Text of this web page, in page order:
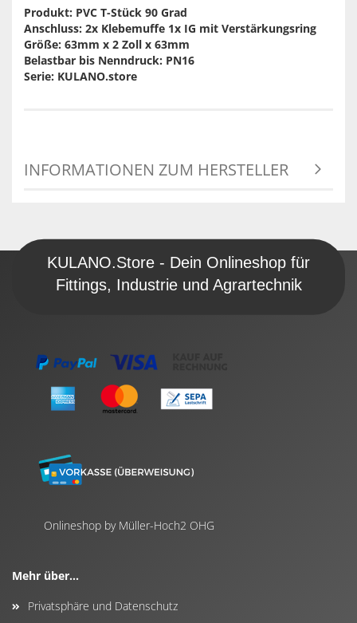
Produkt: PVC T-Stück 90 Grad
Anschluss: 2x Klebemuffe 1x IG mit Verstärkungsring
Größe: 63mm x 2 Zoll x 63mm
Belastbar bis Nenndruck: PN16
Serie: KULANO.store
INFORMATIONEN ZUM HERSTELLER
KULANO.Store - Dein Onlineshop für
Fittings, Industrie und Agrartechnik
Onlineshop by Müller-Hoch2 OHG
Mehr über...
Privatsphäre und Datenschutz